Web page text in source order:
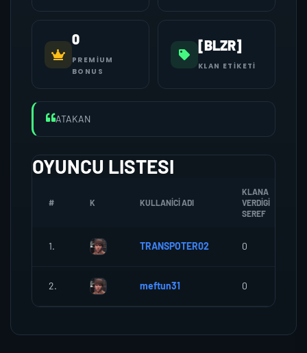
0
PREMIUM
BONUS
[BLZR]
KLAN ETIKETI
ATAKAN
OYUNCU LISTESI
# K KULLANICI ADI
KLANA
VERDIGI
SEREF
1. TRANSPOTER02 0
2. meftun31 0